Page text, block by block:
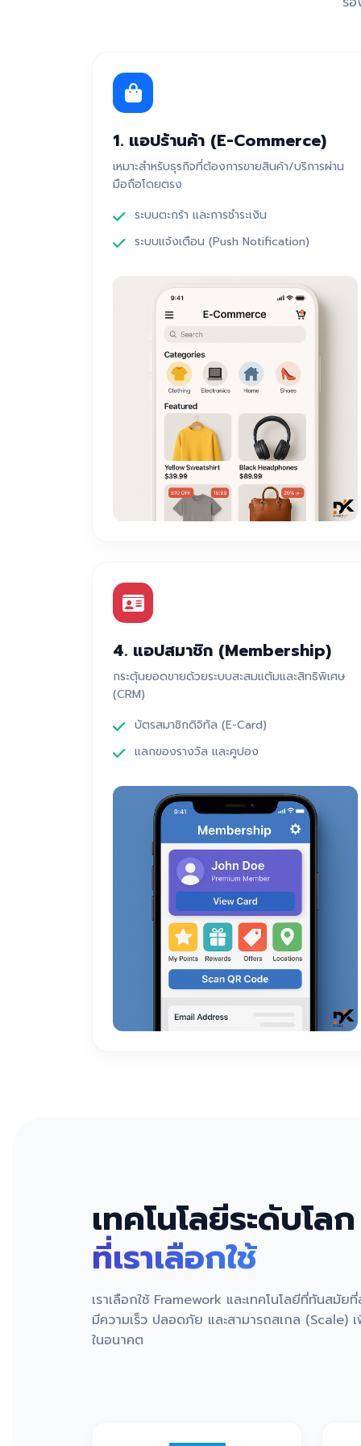
1. แอปร้านค้า (E-Commerce)
เหมาะสำหรับธุรกิจที่ต้องการขายสินค้า/บริการผ่าน
มือถือโดยตรง
ระบบตะกร้า และการชำระเงิน
ระบบแจ้งเตือน (Push Notification)
4. แอปสมาชิก (Membership)
กระตุ้นยอดขายด้วยระบบสะสมแต้มและสิทธิพิเศษ
(CRM)
บัตรสมาชิกดิจิทัล (E-Card)
แลกของรางวัล และคูปอง
เทคโนโลยีระดับโลก
ที่เราเลือกใช้
เราเลือกใช้ Framework และเทคโนโลยีที่ทันสมั
มีความเร็ว ปลอดภัย และสามารถสเกล (Scale)
ในอนาคต